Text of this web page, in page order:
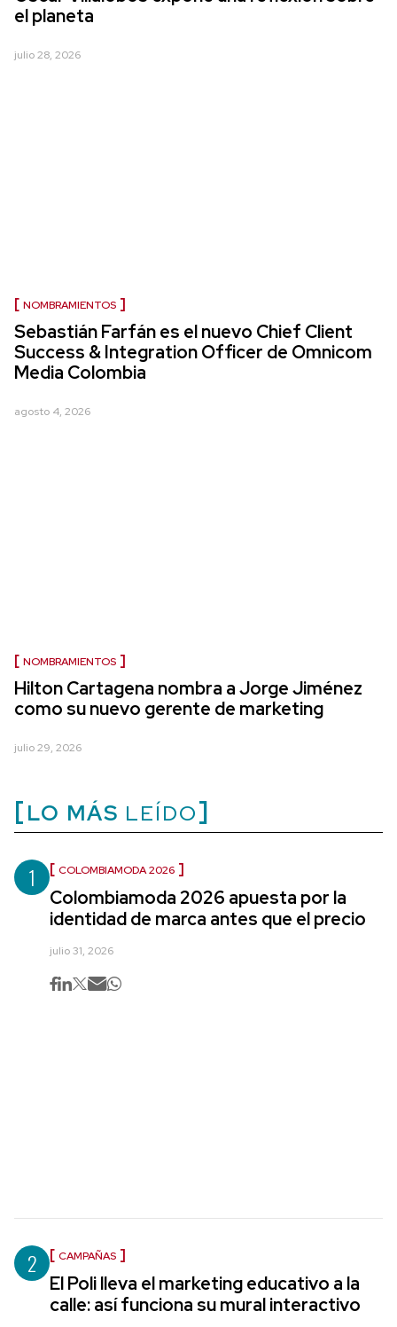
el planeta
julio 28, 2026
NOMBRAMIENTOS
Sebastián Farfán es el nuevo Chief Client
Success & Integration Officer de Omnicom
Media Colombia
agosto 4, 2026
NOMBRAMIENTOS
Hilton Cartagena nombra a Jorge Jiménez
como su nuevo gerente de marketing
julio 29, 2026
LO MÁS LEÍDO
1 COLOMBIAMODA 2026
Colombiamoda 2026 apuesta por la
identidad de marca antes que el precio
julio 31, 2026
2 CAMPAÑAS
El Poli lleva el marketing educativo a la
calle: así funciona su mural interactivo